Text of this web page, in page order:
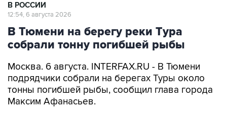
В РОССИИ
12:54, 6 августа 2026
В Тюмени на берегу реки Тура
собрали тонну погибшей рыбы
Москва. 6 августа. INTERFAX.RU - В Тюмени
подрядчики собрали на берегах Туры около
тонны погибшей рыбы, сообщил глава города
Максим Афанасьев.